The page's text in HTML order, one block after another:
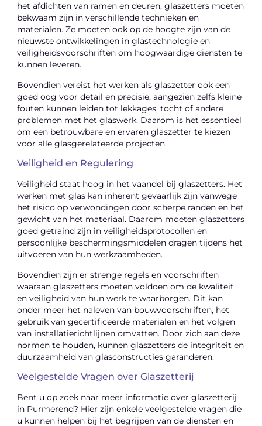
het afdichten van ramen en deuren, glaszetters moeten
bekwaam zijn in verschillende technieken en
materialen. Ze moeten ook op de hoogte zijn van de
nieuwste ontwikkelingen in glastechnologie en
veiligheidsvoorschriften om hoogwaardige diensten te
kunnen leveren.
Bovendien vereist het werken als glaszetter ook een
goed oog voor detail en precisie, aangezien zelfs kleine
fouten kunnen leiden tot lekkages, tocht of andere
problemen met het glaswerk. Daarom is het essentieel
om een ​​betrouwbare en ervaren glaszetter te kiezen
voor alle glasgerelateerde projecten.
Veiligheid en Regulering
Veiligheid staat hoog in het vaandel bij glaszetters. Het
werken met glas kan inherent gevaarlijk zijn vanwege
het risico op verwondingen door scherpe randen en het
gewicht van het materiaal. Daarom moeten glaszetters
goed getraind zijn in veiligheidsprotocollen en
persoonlijke beschermingsmiddelen dragen tijdens het
uitvoeren van hun werkzaamheden.
Bovendien zijn er strenge regels en voorschriften
waaraan glaszetters moeten voldoen om de kwaliteit
en veiligheid van hun werk te waarborgen. Dit kan
onder meer het naleven van bouwvoorschriften, het
gebruik van gecertificeerde materialen en het volgen
van installatierichtlijnen omvatten. Door zich aan deze
normen te houden, kunnen glaszetters de integriteit en
duurzaamheid van glasconstructies garanderen.
Veelgestelde Vragen over Glaszetterij
Bent u op zoek naar meer informatie over glaszetterij
in Purmerend? Hier zijn enkele veelgestelde vragen die
u kunnen helpen bij het begrijpen van de diensten en